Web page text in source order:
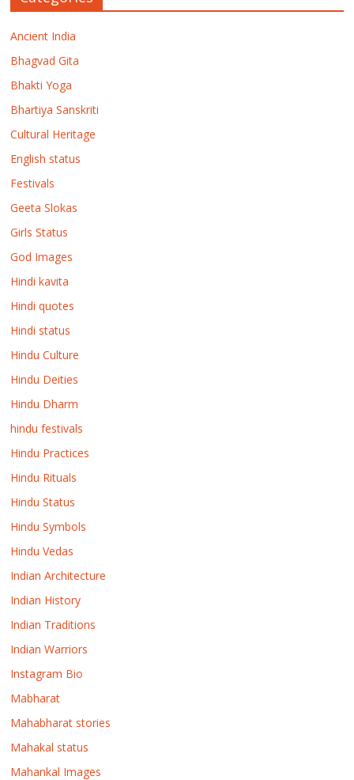
Ancient India
Bhagvad Gita
Bhakti Yoga
Bhartiya Sanskriti
Cultural Heritage
English status
Festivals
Geeta Slokas
Girls Status
God Images
Hindi kavita
Hindi quotes
Hindi status
Hindu Culture
Hindu Deities
Hindu Dharm
hindu festivals
Hindu Practices
Hindu Rituals
Hindu Status
Hindu Symbols
Hindu Vedas
Indian Architecture
Indian History
Indian Traditions
Indian Warriors
Instagram Bio
Mabharat
Mahabharat stories
Mahakal status
Mahankal Images